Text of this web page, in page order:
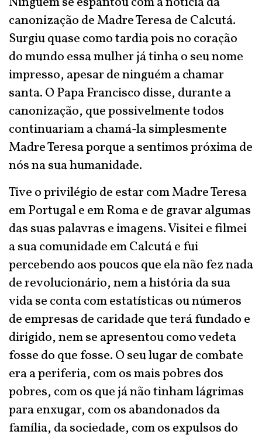
canonização de Madre Teresa de Calcutá.
Surgiu quase como tardia pois no coração
do mundo essa mulher já tinha o seu nome
impresso, apesar de ninguém a chamar
santa. O Papa Francisco disse, durante a
canonização, que possivelmente todos
continuariam a chamá-la simplesmente
Madre Teresa porque a sentimos próxima de
nós na sua humanidade.
Tive o privilégio de estar com Madre Teresa
em Portugal e em Roma e de gravar algumas
das suas palavras e imagens. Visitei e filmei
a sua comunidade em Calcutá e fui
percebendo aos poucos que ela não fez nada
de revolucionário, nem a história da sua
vida se conta com estatísticas ou números
de empresas de caridade que terá fundado e
dirigido, nem se apresentou como vedeta
fosse do que fosse. O seu lugar de combate
era a periferia, com os mais pobres dos
pobres, com os que já não tinham lágrimas
para enxugar, com os abandonados da
família, da sociedade, com os expulsos do